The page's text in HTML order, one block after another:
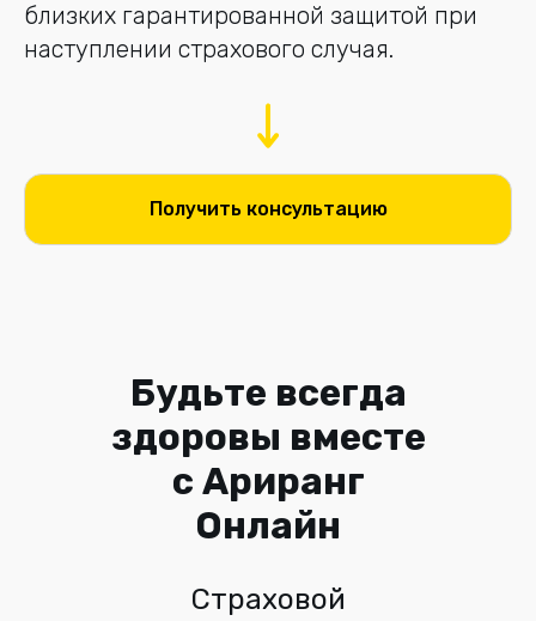
близких гарантированной защитой при
наступлении страхового случая.
Получить консультацию
Будьте всегда
здоровы вместе
с Ариранг
Онлайн
Страховой